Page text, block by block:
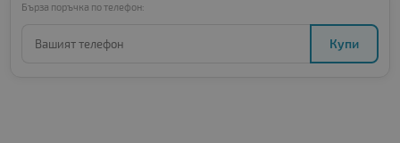
Бърза поръчка по телефон:
Купи